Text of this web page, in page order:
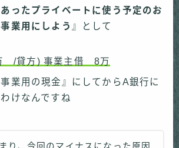
ったプライベートに使う予定のお
業用にしよう 』として
/貸方) 事業主借 8万
業用の現金』にしてからA銀行に
けなんですね